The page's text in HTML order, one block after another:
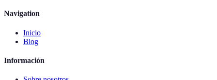
Navigation
Inicio
Blog
Información